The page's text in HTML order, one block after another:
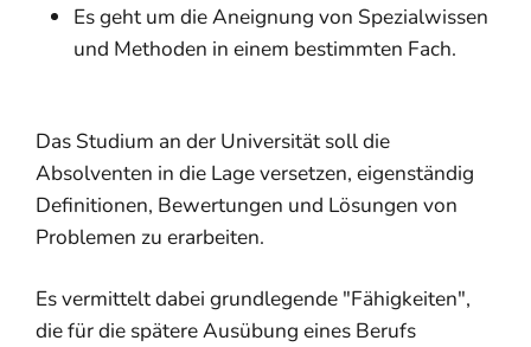
Es geht um die Aneignung von Spezialwissen
und Methoden in einem bestimmten Fach.
Das Studium an der Universität soll die
Absolventen in die Lage versetzen, eigenständig
Definitionen, Bewertungen und Lösungen von
Problemen zu erarbeiten.
Es vermittelt dabei grundlegende "Fähigkeiten",
die für die spätere Ausübung eines Berufs